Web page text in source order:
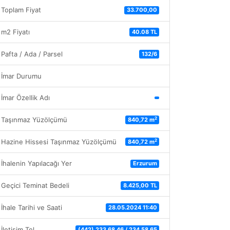
Toplam Fiyat 33.700,00
m2 Fiyatı 40.08 TL
Pafta / Ada / Parsel 132/6
İmar Durumu
İmar Özellik Adı
Taşınmaz Yüzölçümü 840,72 m2
Hazine Hissesi Taşınmaz Yüzölçümü 840,72 m2
İhalenin Yapılacağı Yer Erzurum
Geçici Teminat Bedeli 8.425,00 TL
İhale Tarihi ve Saati 28.05.2024 11:40